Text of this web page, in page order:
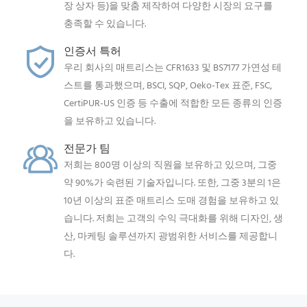
장 상자 등)을 맞춤 제작하여 다양한 시장의 요구를
충족할 수 있습니다.
인증서 특허
우리 회사의 매트리스는 CFR1633 및 BS7177 가연성 테
스트를 통과했으며, BSCI, SQP, Oeko-Tex 표준, FSC,
CertiPUR-US 인증 등 수출에 적합한 모든 종류의 인증
을 보유하고 있습니다.
전문가 팀
저희는 800명 이상의 직원을 보유하고 있으며, 그중
약 90%가 숙련된 기술자입니다. 또한, 그중 3분의 1은
10년 이상의 표준 매트리스 도매 경험을 보유하고 있
습니다. 저희는 고객의 수익 극대화를 위해 디자인, 생
산, 마케팅 솔루션까지 광범위한 서비스를 제공합니
다.